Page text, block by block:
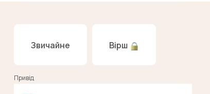
Звичайне Вірш
Привід